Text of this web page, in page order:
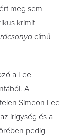
meg sem
krimit
című
a Lee
A
Simeon Lee
irigység és a
pedig